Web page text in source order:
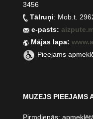
3456
Tālruņi: Mob.t.
e-pasts:
Mājas lapa:
Pieejams
MUZEJS PIEEJAMS
Pirmdienās: